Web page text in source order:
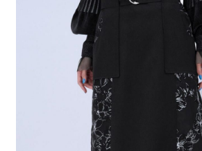
2.透過簡訊連結打開帳單後，可選擇「超商條碼／
帳／街口支付／iPASS MONEY」等通路繳費。
1.本服務係由「台灣大哥大股份有限公司」（以下
用戶於交易時，得透過本服務購買商品或服務，並
買賣價金債權讓與本公司後，依約使用本公司帳單
2.基於同意付款使用「大哥付你分期」之契約關係
資料（包含姓名、電話或地址）提供予台灣大哥大
由本公司與您本人進行分期帳單所需資料之確認、
3.完整用戶服務條款，請詳閱以下連結：
https://
１．於結帳方式選擇「AFTEE先享後付」後，將
結帳頁面，進行簡訊認證並確認金額後，即可完
２．訂單成立數日內，您將收到繳費通知簡訊。
３．收到繳費通知簡訊後14天內，點擊此簡訊中
ATM／網路銀行／等多元方式進行付款，方視為交
※ 請注意：結帳手續完成當下不需立刻繳費，但
購買商品的店家。未經商家同意取消之訂單仍視為
後付繳納相關費用。
※ 交易是否成功請以「AFTEE先享後付 」之結帳
是否繳費成功／繳費後需取消欲退款等相關疑問，
https://netprotections.freshdesk.com/
每筆NT$80，滿NT$1,500(含以上)免運費
每筆NT$80，滿NT$1,500(含以上)免運費
付款後 7-11取貨
每筆NT$80，滿NT$1,500(含以上)免運費
每筆NT$80，滿NT$1,500(含以上)免運費